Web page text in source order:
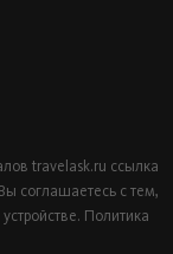
travelask.ru ссылка
соглашаетесь с тем,
Политика